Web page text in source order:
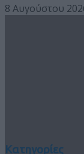
8 Αυγούστου
Κατηγορίες